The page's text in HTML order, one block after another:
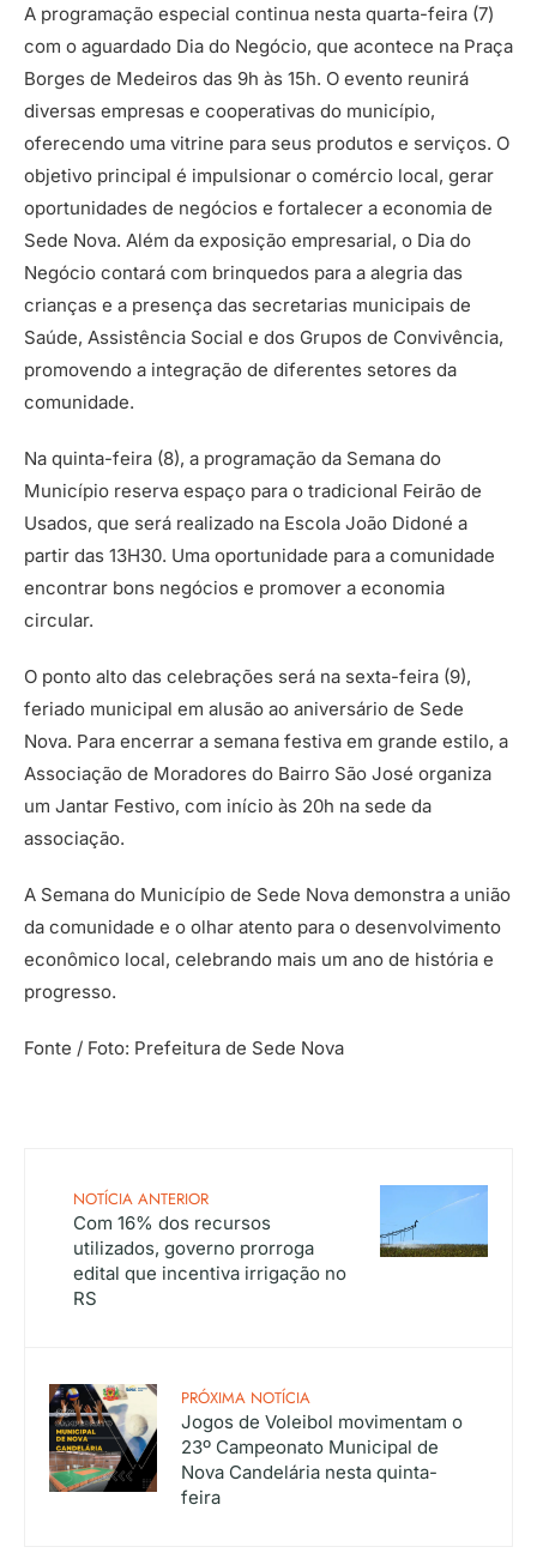
A programação especial continua nesta quarta-feira (7)
com o aguardado Dia do Negócio, que acontece na Praça
Borges de Medeiros das 9h às 15h. O evento reunirá
diversas empresas e cooperativas do município,
oferecendo uma vitrine para seus produtos e serviços. O
objetivo principal é impulsionar o comércio local, gerar
oportunidades de negócios e fortalecer a economia de
Sede Nova. Além da exposição empresarial, o Dia do
Negócio contará com brinquedos para a alegria das
crianças e a presença das secretarias municipais de
Saúde, Assistência Social e dos Grupos de Convivência,
promovendo a integração de diferentes setores da
comunidade.
Na quinta-feira (8), a programação da Semana do
Município reserva espaço para o tradicional Feirão de
Usados, que será realizado na Escola João Didoné a
partir das 13H30. Uma oportunidade para a comunidade
encontrar bons negócios e promover a economia
circular.
O ponto alto das celebrações será na sexta-feira (9),
feriado municipal em alusão ao aniversário de Sede
Nova. Para encerrar a semana festiva em grande estilo, a
Associação de Moradores do Bairro São José organiza
um Jantar Festivo, com início às 20h na sede da
associação.
A Semana do Município de Sede Nova demonstra a união
da comunidade e o olhar atento para o desenvolvimento
econômico local, celebrando mais um ano de história e
progresso.
Fonte / Foto: Prefeitura de Sede Nova
NOTÍCIA ANTERIOR
Com 16% dos recursos
utilizados, governo prorroga
edital que incentiva irrigação no
RS
PRÓXIMA NOTÍCIA
Jogos de Voleibol movimentam o
23º Campeonato Municipal de
Nova Candelária nesta quinta-
feira